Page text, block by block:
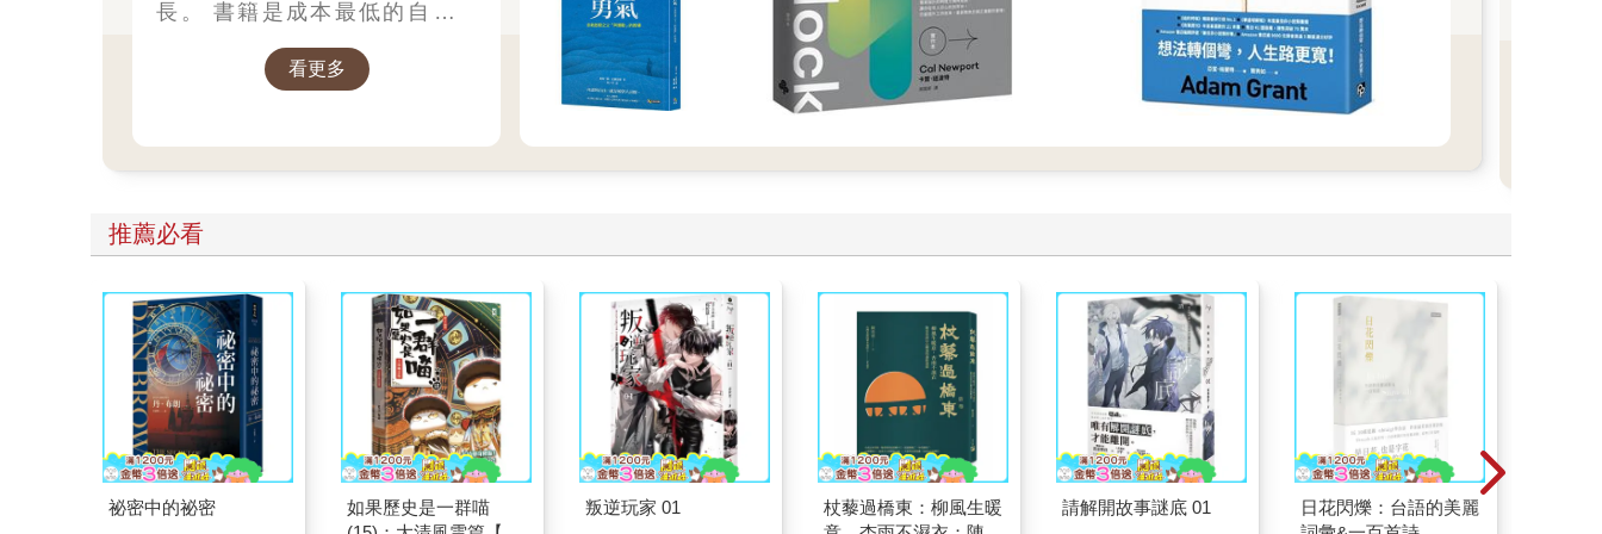
長。 書籍是成本最低的自我投
資，大學四年，讓這些書成為你
思維的杠杆，撬動未來的無限可
看更多
推薦必看
祕密中的祕密
如果歷史是一群喵
叛逆玩家 01
杖藜過橋東：柳風生暖
請解開故事謎底 01
日花閃爍：台語的美麗